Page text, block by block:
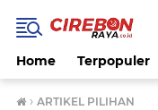
Home Terpopuler
› ARTIKEL PILIHAN